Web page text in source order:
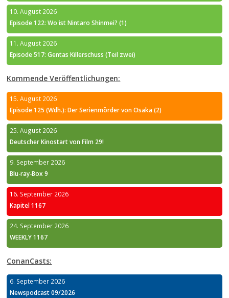
10. August 2026
Episode 122: Wo ist Nintaro Shinmei? (1)
11. August 2026
Episode 517: Gentas Killerschuss (Teil zwei)
Kommende Veröffentlichungen:
15. August 2026
Episode 125 (Wdh.): Der Serienmörder von Osaka (2)
25. August 2026
Deutscher Kinostart von Film 29!
9. September 2026
Blu-ray-Box 9
16. September 2026
Kapitel 1167
24. September 2026
WEEKLY 1167
ConanCasts:
6. September 2026
Newspodcast 09/2026